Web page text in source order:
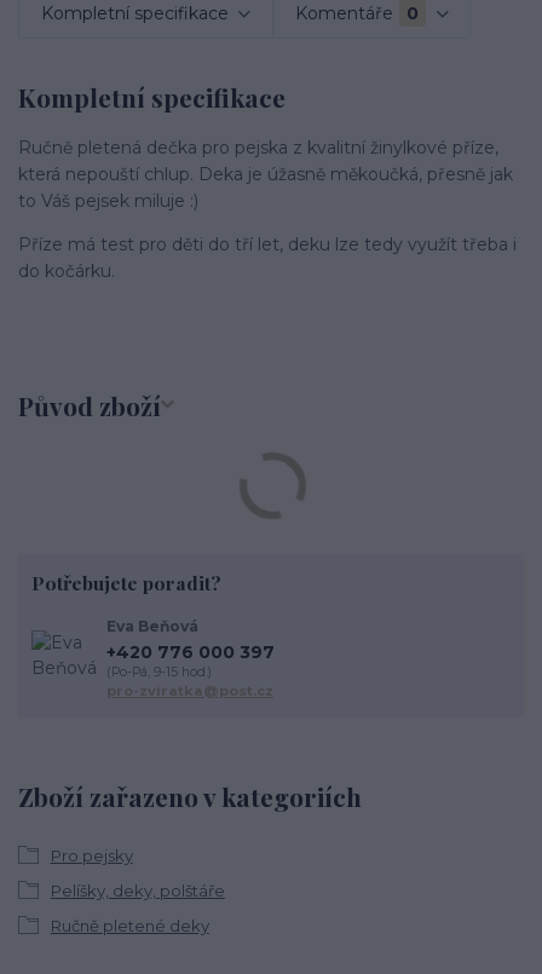
Kompletní specifikace Komentáře 0
Kompletní specifikace
Ručně pletená dečka pro pejska z kvalitní žinylkové příze,
která nepouští chlup. Deka je úžasně měkoučká, přesně jak
to Váš pejsek miluje :)
Příze má test pro děti do tří let, deku lze tedy využít třeba i
do kočárku.
Původ zboží
Zboží zařazeno v kategoriích
Pro pejsky
Pelíšky, deky, polštáře
Ručně pletené deky
Potřebujete poradit?
Eva Beňová
+420 776 000 397
(Po-Pá, 9-15 hod.)
pro-zviratka@post.cz